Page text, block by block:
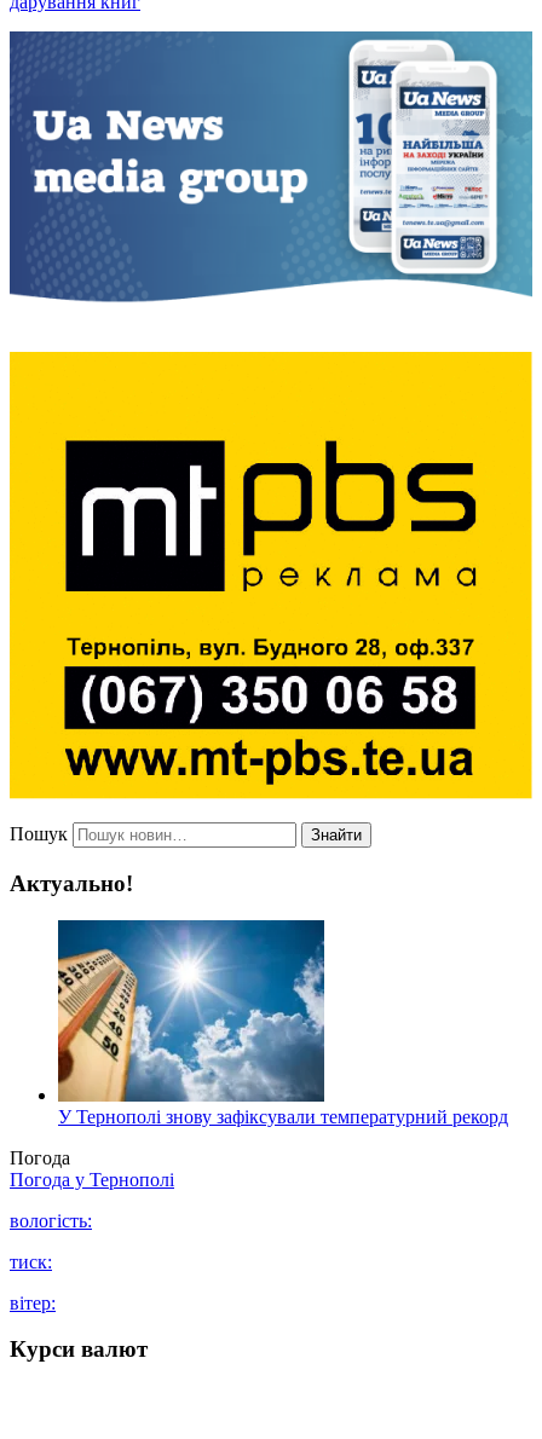
Пошук Знайти
Актуально!
У Тернополі знову зафіксували температурний рекорд
Погода
Погода у Тернополі
вологість:
тиск:
вітер:
Курси валют